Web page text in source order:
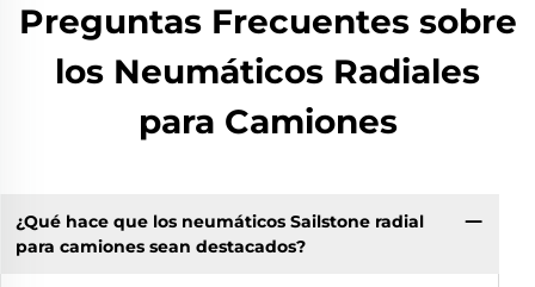
Preguntas Frecuentes sobre
los Neumáticos Radiales
para Camiones
¿Qué hace que los neumáticos Sailstone radial
para camiones sean destacados?